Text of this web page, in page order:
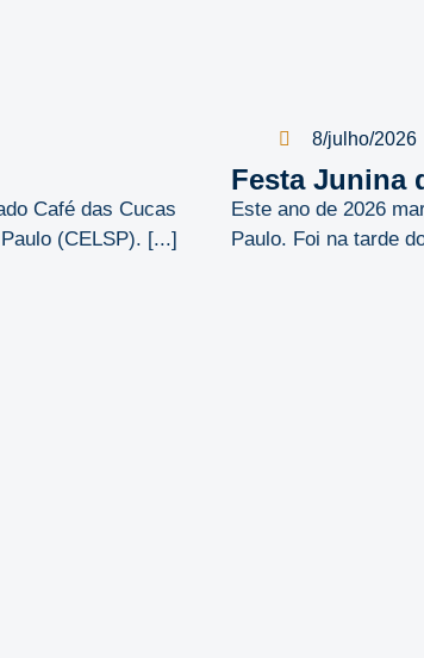
Café das Cucas
(CELSP). [...]
8/julho/2026
Festa Junina
Este ano de 2026
Paulo. Foi na tarde